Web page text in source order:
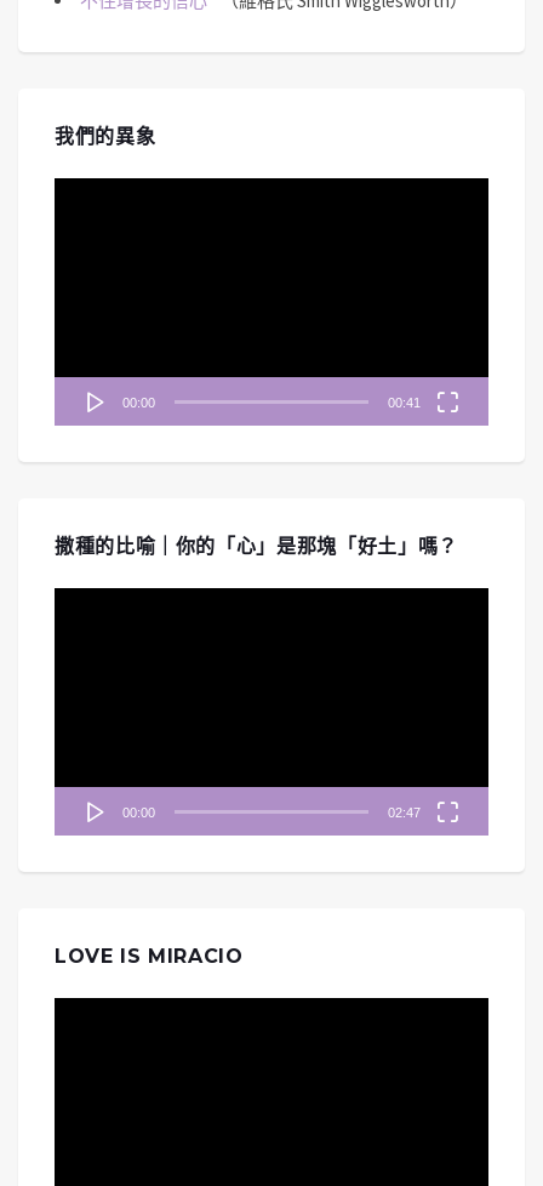
我們的異象
00:00 00:41
撒種的比喻｜你的「心」是那塊「好土」嗎？
00:00 02:47
LOVE IS MIRACIO